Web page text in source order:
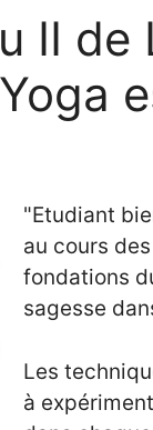
II
"Etudiant
au cours
fondations
sagesse
Les
à